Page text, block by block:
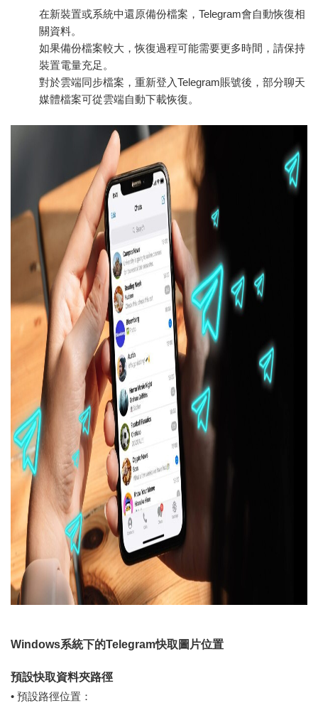
在新裝置或系統中還原備份檔案，Telegram會自動恢復相
關資料。
如果備份檔案較大，恢復過程可能需要更多時間，請保持
裝置電量充足。
對於雲端同步檔案，重新登入Telegram賬號後，部分聊天
媒體檔案可從雲端自動下載恢復。
Windows系統下的Telegram快取圖片位置
預設快取資料夾路徑
• 預設路徑位置：